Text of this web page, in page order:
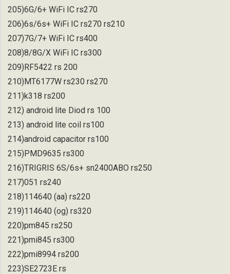
205)6G/6+ WiFi IC rs270
206)6s/6s+ WiFi IC rs270 rs210
207)7G/7+ WiFi IC rs400
208)8/8G/X WiFi IC rs300
209)RF5422 rs 200
210)MT6177W rs230 rs270
211)k318 rs200
212) android lite Diod rs 100
213) android lite coil rs100
214)android capacitor rs100
215)PMD9635 rs300
216)TRIGRIS 6S/6s+ sn2400ABO rs250
217)051 rs240
218)114640 (aa) rs220
219)114640 (og) rs320
220)pm845 rs250
221)pmi845 rs300
222)pmi8994 rs200
223)SE2723E rs